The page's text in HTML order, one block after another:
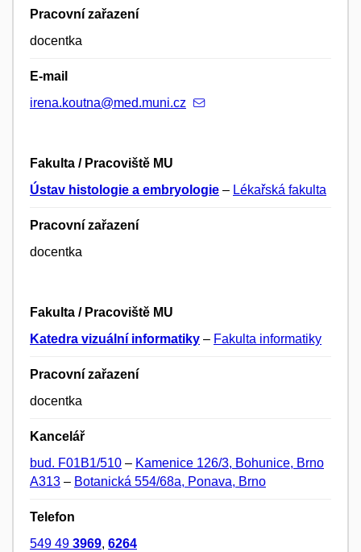
Pracovní zařazení
docentka
E-mail
irena.koutna@med.muni.cz
Fakulta / Pracoviště MU
Ústav histologie a embryologie – Lékařská fakulta
Pracovní zařazení
docentka
Fakulta / Pracoviště MU
Katedra vizuální informatiky – Fakulta informatiky
Pracovní zařazení
docentka
Kancelář
bud. F01B1/510 – Kamenice 126/3, Bohunice, Brno
A313 – Botanická 554/68a, Ponava, Brno
Telefon
549 49 3969, 6264